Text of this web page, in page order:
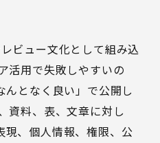
ビュー文化として組み込
活用で失敗しやすいの
となく良い」で公開し
資料、表、文章に対し
現、個人情報、権限、公